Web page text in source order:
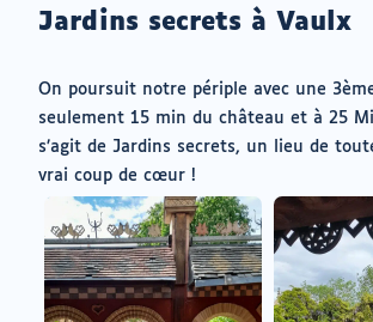
Jardins secrets à Vaulx
On poursuit notre périple avec une
seulement 15 min du château et à 25
s’agit de Jardins secrets, un lieu de
vrai coup de cœur !